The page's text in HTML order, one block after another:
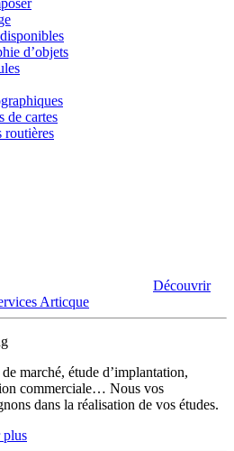
d’objets
de cartes
routières
Découvrir
Articque
marché, étude d’implantation,
commerciale… Nous vos
dans la réalisation de vos études.
plus